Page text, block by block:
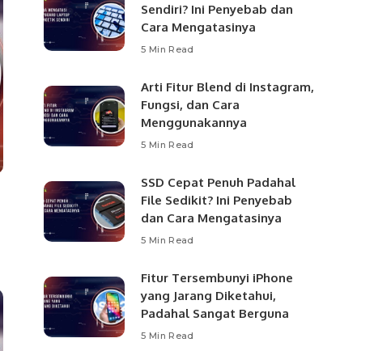
Sendiri? Ini Penyebab dan
Cara Mengatasinya
5 Min Read
Arti Fitur Blend di Instagram,
Fungsi, dan Cara
Menggunakannya
5 Min Read
SSD Cepat Penuh Padahal
File Sedikit? Ini Penyebab
dan Cara Mengatasinya
5 Min Read
Fitur Tersembunyi iPhone
yang Jarang Diketahui,
Padahal Sangat Berguna
5 Min Read